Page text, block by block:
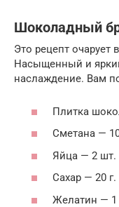
Шоколадный
Это рецепт
Насыщенный и
наслаждение. Вам
Плитка
Сметана —
Яйца — 2 шт.
Сахар — 20 г.
Желатин — 1